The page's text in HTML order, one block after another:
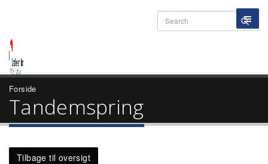
Forside
Tandemspring
Tilbage til oversigt